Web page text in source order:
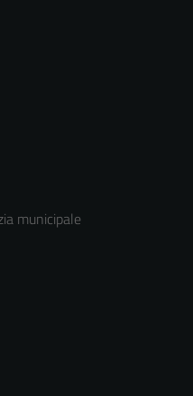
municipale